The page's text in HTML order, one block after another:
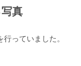
真
っていました。